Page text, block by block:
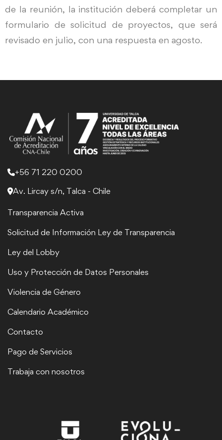
de la reunión, la institución deberá completar un
formulario de solicitud de proyectos, que será
revisado en julio, con una respuesta en agosto.
+56 71 220 0200
Av. Lircay s/n, Talca - Chile
Transparencia Activa
Solicitud de Información Ley de Transparencia
Ley del Lobby
Uso y Protección de Datos Personales
Violencia de Género
Calendario Académico
Contacto
Pago de Servicios
Trabaja con nosotros